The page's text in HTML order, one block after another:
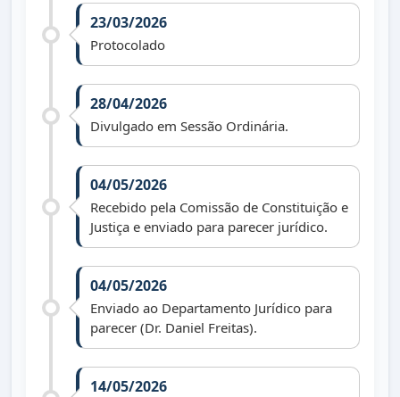
23/03/2026
Protocolado
28/04/2026
Divulgado em Sessão Ordinária.
04/05/2026
Recebido pela Comissão de Constituição e
Justiça e enviado para parecer jurídico.
04/05/2026
Enviado ao Departamento Jurídico para
parecer (Dr. Daniel Freitas).
14/05/2026